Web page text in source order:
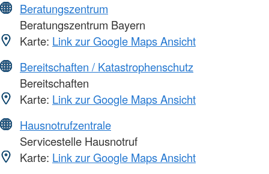
Beratungszentrum
Beratungszentrum Bayern
Karte: Link zur Google Maps Ansicht
Bereitschaften / Katastrophenschutz
Bereitschaften
Karte: Link zur Google Maps Ansicht
Hausnotrufzentrale
Servicestelle Hausnotruf
Karte: Link zur Google Maps Ansicht